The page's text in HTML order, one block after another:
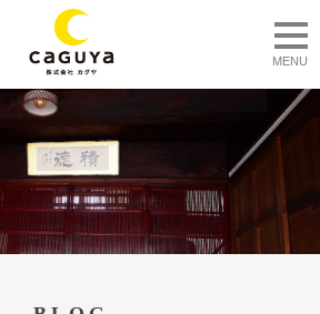
MENU